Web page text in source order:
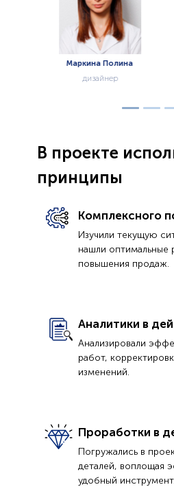
Маркина Полина
дизайнер
В проекте
принципы
Комплексного
Изучили текущую
нашли оптимальные
повышения продаж.
Аналитики в
Анализировали
работ,
изменений.
Проработки в
Погружались в
деталей, воплощая
удобный инструмент.